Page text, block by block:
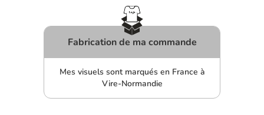
Fabrication de ma commande
Mes visuels sont marqués en France à
Vire-Normandie